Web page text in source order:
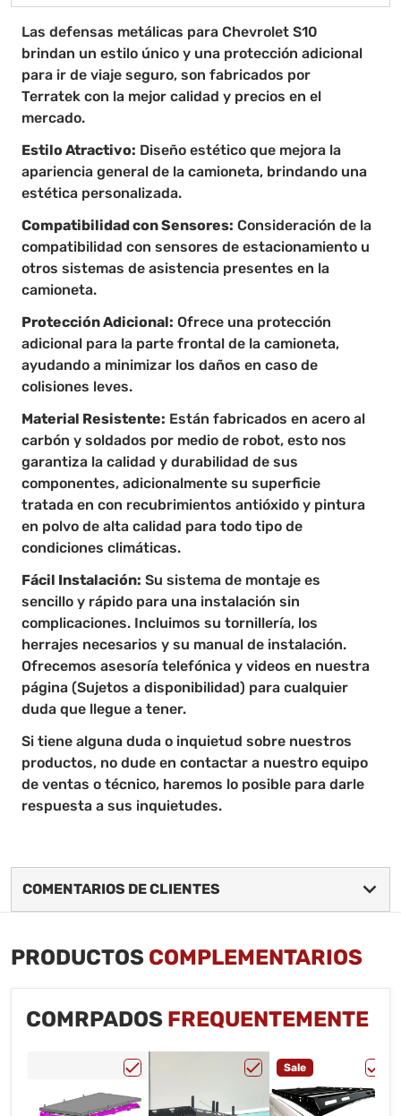
Las defensas metálicas para Chevrolet S10
brindan un estilo único y una protección adicional
para ir de viaje seguro, son fabricados por
Terratek con la mejor calidad y precios en el
mercado.
Estilo Atractivo: Diseño estético que mejora la
apariencia general de la camioneta, brindando una
estética personalizada.
Compatibilidad con Sensores: Consideración de la
compatibilidad con sensores de estacionamiento u
otros sistemas de asistencia presentes en la
camioneta.
Protección Adicional: Ofrece una protección
adicional para la parte frontal de la camioneta,
ayudando a minimizar los daños en caso de
colisiones leves.
Material Resistente: Están fabricados en acero al
carbón y soldados por medio de robot, esto nos
garantiza la calidad y durabilidad de sus
componentes, adicionalmente su superficie
tratada en con recubrimientos antióxido y pintura
en polvo de alta calidad para todo tipo de
condiciones climáticas.
Fácil Instalación: Su sistema de montaje es
sencillo y rápido para una instalación sin
complicaciones. Incluimos su tornillería, los
herrajes necesarios y su manual de instalación.
Ofrecemos asesoría telefónica y videos en nuestra
página (Sujetos a disponibilidad) para cualquier
duda que llegue a tener.
Si tiene alguna duda o inquietud sobre nuestros
productos, no dude en contactar a nuestro equipo
de ventas o técnico, haremos lo posible para darle
respuesta a sus inquietudes.
COMENTARIOS DE CLIENTES
PRODUCTOS COMPLEMENTARIOS
COMRPADOS FREQUENTEMENTE
Elegir "Aditamento de Extensión para
Elegir "Kit
Sale